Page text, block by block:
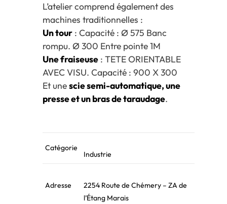
L’atelier comprend également des
machines traditionnelles :
Un tour : Capacité : Ø 575 Banc
rompu. Ø 300 Entre pointe 1M
Une fraiseuse : TETE ORIENTABLE
AVEC VISU. Capacité : 900 X 300
Et unescie semi-automatique, une
presse et un bras de taraudage.
Catégorie
Industrie
Adresse
2254 Route de Chémery – ZA de
l’Étang Marais